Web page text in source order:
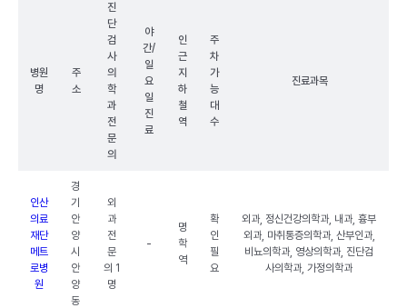
병원
명
주
소
진
단
검
사
의
학
과
전
문
의
야
간/
일
요
일
진
료
인
근
지
하
철
역
주
차
가
능
대
수
진료과목
인산
의료
재단
메트
로병
원
경
기
안
양
시
안
양
동
외
과
전
문
의 1
명
-
명
학
역
확
인
필
요
외과, 정신건강의학과, 내과, 흉부
외과, 마취통증의학과, 산부인과,
비뇨의학과, 영상의학과, 진단검
사의학과, 가정의학과